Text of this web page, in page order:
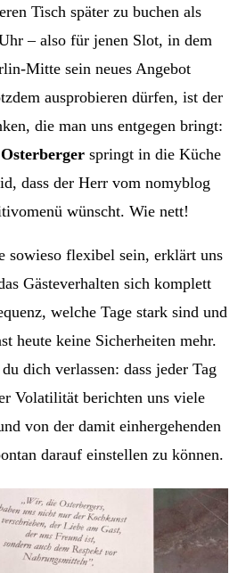
Tisch später zu buchen als
– also für jenen Slot, in dem
Mitte sein neues Angebot
ausprobieren dürfen, ist der
die man uns entgegen bringt:
springt in die Küche
dass der Herr vom nomyblog
wünscht. Wie nett!
sowieso flexibel sein, erklärt uns
Gästeverhalten sich komplett
welche Tage stark sind und
heute keine Sicherheiten mehr.
dich verlassen: dass jeder Tag
Volatilität berichten uns viele
von der damit einhergehenden
darauf einstellen zu können.